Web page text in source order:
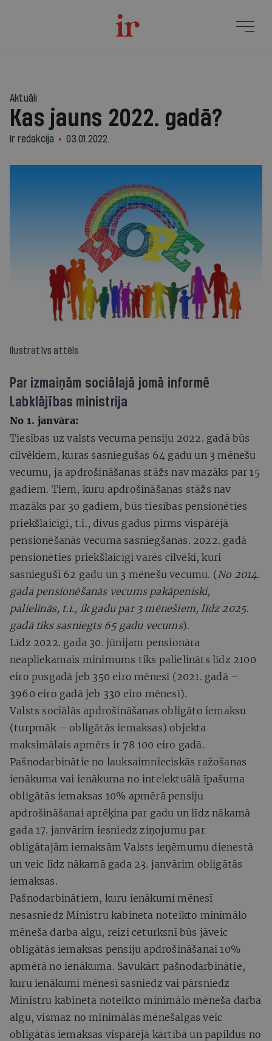
Aktuāli
Kas jauns 2022. gadā?
Ir redakcija 03.01.2022.
Ilustratīvs attēls
Par izmaiņām sociālajā jomā informē
Labklājības ministrija
No 1. janvāra:
Tiesības uz valsts vecuma pensiju 2022. gadā būs
cilvēkiem, kuras sasniegušas 64 gadu un 3 mēnešu
vecumu, ja apdrošināšanas stāžs nav mazāks par 15
gadiem. Tiem, kuru apdrošināšanas stāžs nav
mazāks par 30 gadiem, būs tiesības pensionēties
priekšlaicīgi, t.i., divus gadus pirms vispārējā
pensionēšanās vecuma sasniegšanas. 2022. gadā
pensionēties priekšlaicīgi varēs cilvēki, kuri
sasnieguši 62 gadu un 3 mēnešu vecumu. (No 2014.
gada pensionēšanās vecums pakāpeniski,
palielinās, t.i., ik gadu par 3 mēnešiem, līdz 2025.
gadā tiks sasniegts 65 gadu vecums).
Līdz 2022. gada 30. jūnijam pensionāra
neapliekamais minimums tiks palielināts līdz 2100
eiro pusgadā jeb 350 eiro mēnesī (2021. gadā –
3960 eiro gadā jeb 330 eiro mēnesī).
Valsts sociālās apdrošināšanas obligāto iemaksu
(turpmāk – obligātās iemaksas) objekta
maksimālais apmērs ir 78 100 eiro gadā.
Pašnodarbinātie no lauksaimnieciskās ražošanas
ienākuma vai ienākuma no intelektuālā īpašuma
obligātās iemaksas 10% apmērā pensiju
apdrošināšanai aprēķina par gadu un līdz nākamā
gada 17. janvārim iesniedz ziņojumu par
obligātajām iemaksām Valsts ieņēmumu dienestā
un veic līdz nākamā gada 23. janvārim obligātās
iemaksas.
Pašnodarbinātiem, kuru ienākumi mēnesī
nesasniedz Ministru kabineta noteikto minimālo
mēneša darba algu, reizi ceturksnī būs jāveic
obligātās iemaksas pensiju apdrošināšanai 10%
apmērā no ienākuma. Savukārt pašnodarbinātie,
kuru ienākumi mēnesī sasniedz vai pārsniedz
Ministru kabineta noteikto minimālo mēneša darba
algu, vismaz no minimālās mēnešalgas veic
obligātās iemaksas vispārējā kārtībā un papildus no